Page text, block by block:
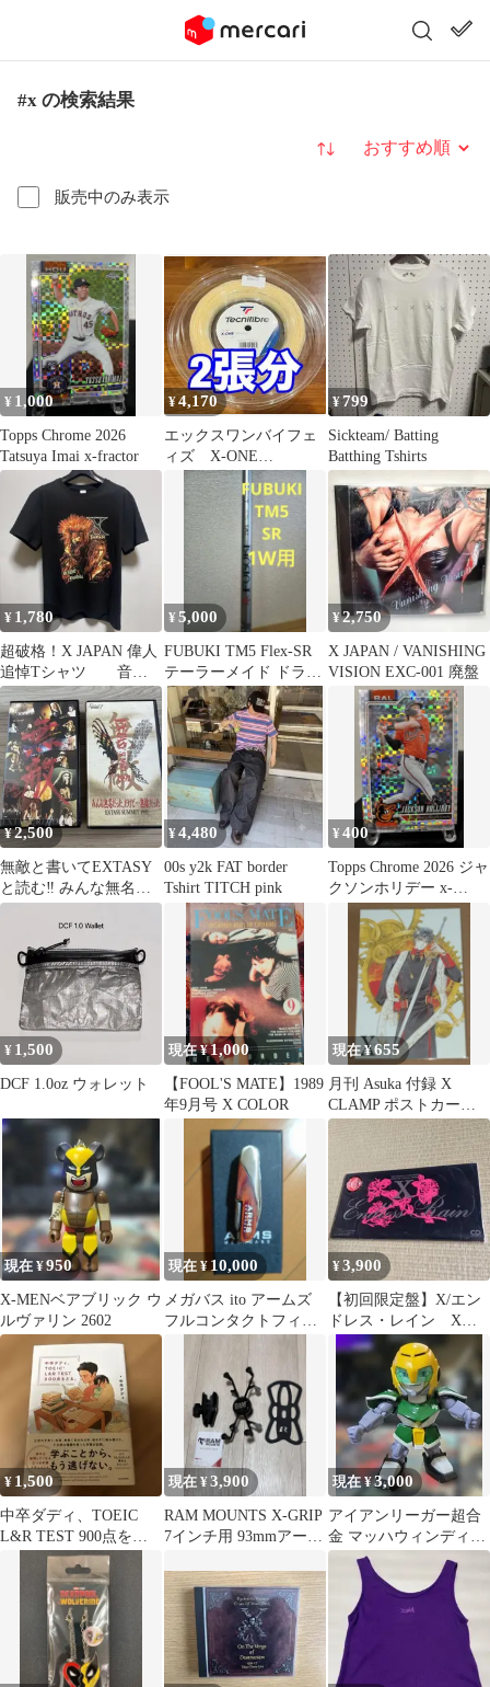
#x の検索結果
販売中のみ表示
並び替え
¥ 1,000
Topps Chrome 2026
Tatsuya Imai x-fractor
¥4,170
エックスワンバイフェ
ィズ X-ONE
BIPHASE ロールカット
¥799
Sickteam/ Batting
Batthing Tshirts
¥ 1,780
超破格！X JAPAN 偉人
追悼Tシャツ 音
楽 バンド ミュージ
ック
¥5,000
FUBUKI TM5 Flex-SR
テーラーメイド ドライ
バー用
¥2,750
X JAPAN / VANISHING
VISION EXC-001 廃盤
¥ 2,500
無敵と書いてEXTASY
と読む‼︎ みんな無名だ
った、だけど無敵だっ
¥4,480
00s y2k FAT border
Tshirt TITCH pink
¥400
Topps Chrome 2026 ジャ
クソンホリデー x-
fractor
¥ 1,500
DCF 1.0oz ウォレット
現在 ¥1,000
【FOOL'S MATE】1989
年9月号 X COLOR
現在 ¥655
月刊 Asuka 付録 X
CLAMP ポストカード
ポスカ 非売品 桃生 封
現在 ¥950
X-MENベアブリック ウ
ルヴァリン 2602
現在 ¥ 10,000
メガバス ito アームズ
フルコンタクトフィッ
シャーマンズツール 新
品未使用
¥3,900
【初回限定盤】X/エン
ドレス・レイン X
JAPAN エックス
¥ 1,500
中卒ダディ、TOEIC
L&R TEST 900点をと
現在 ¥3,900
RAM MOUNTS X-GRIP
7インチ用 93mmアーム
現在 ¥3,000
アイアンリーガー超合
金 マッハウィンディー
2602